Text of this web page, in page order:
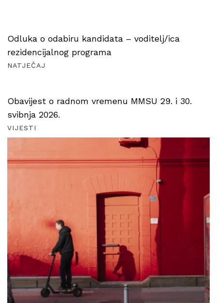
Odluka o odabiru kandidata – voditelj/ica
rezidencijalnog programa
NATJEČAJ
Obavijest o radnom vremenu MMSU 29. i 30.
svibnja 2026.
VIJESTI